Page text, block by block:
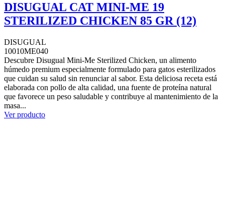
DISUGUAL CAT MINI-ME 19
STERILIZED CHICKEN 85 GR (12)
DISUGUAL
10010ME040
Descubre Disugual Mini-Me Sterilized Chicken, un alimento
húmedo premium especialmente formulado para gatos esterilizados
que cuidan su salud sin renunciar al sabor. Esta deliciosa receta está
elaborada con pollo de alta calidad, una fuente de proteína natural
que favorece un peso saludable y contribuye al mantenimiento de la
masa...
Ver producto